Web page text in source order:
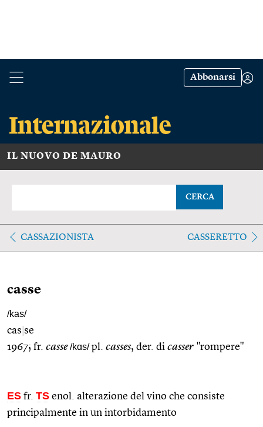
Abbonarsi
IL NUOVO DE MAURO
CERCA
CASSAZIONISTA CASSERETTO
casse
/kas/
cas se
1967; fr. casse/kɑs/pl. casses, der. di casser "rompere"
ES fr. TS enol. alterazione del vino che consiste
principalmente in un intorbidamento